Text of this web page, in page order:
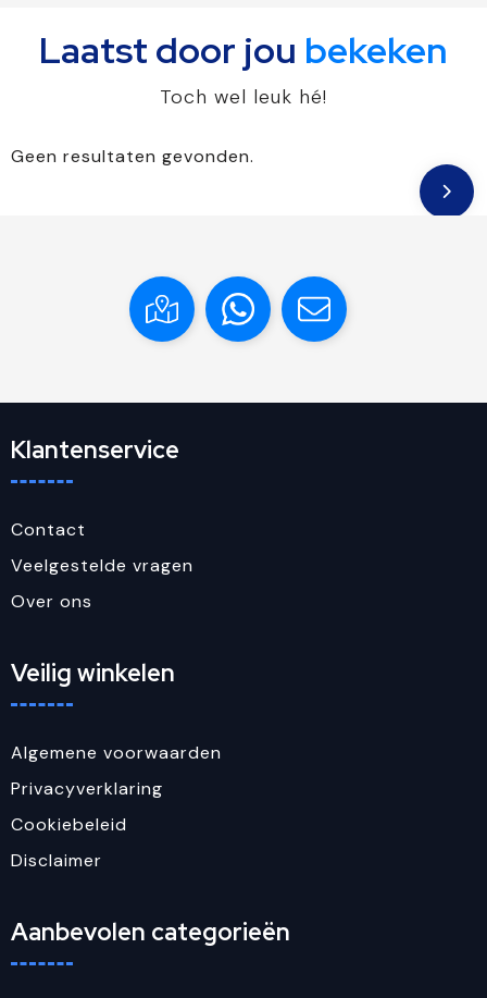
Laatst door jou bekeken
Toch wel leuk hé!
Geen resultaten gevonden.
Klantenservice
Contact
Veelgestelde vragen
Over ons
Veilig winkelen
Algemene voorwaarden
Privacyverklaring
Cookiebeleid
Disclaimer
Aanbevolen categorieën